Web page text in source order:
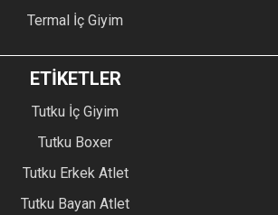
Termal İç Giyim
ETİKETLER
Tutku İç Giyim
Tutku Boxer
Tutku Erkek Atlet
Tutku Bayan Atlet